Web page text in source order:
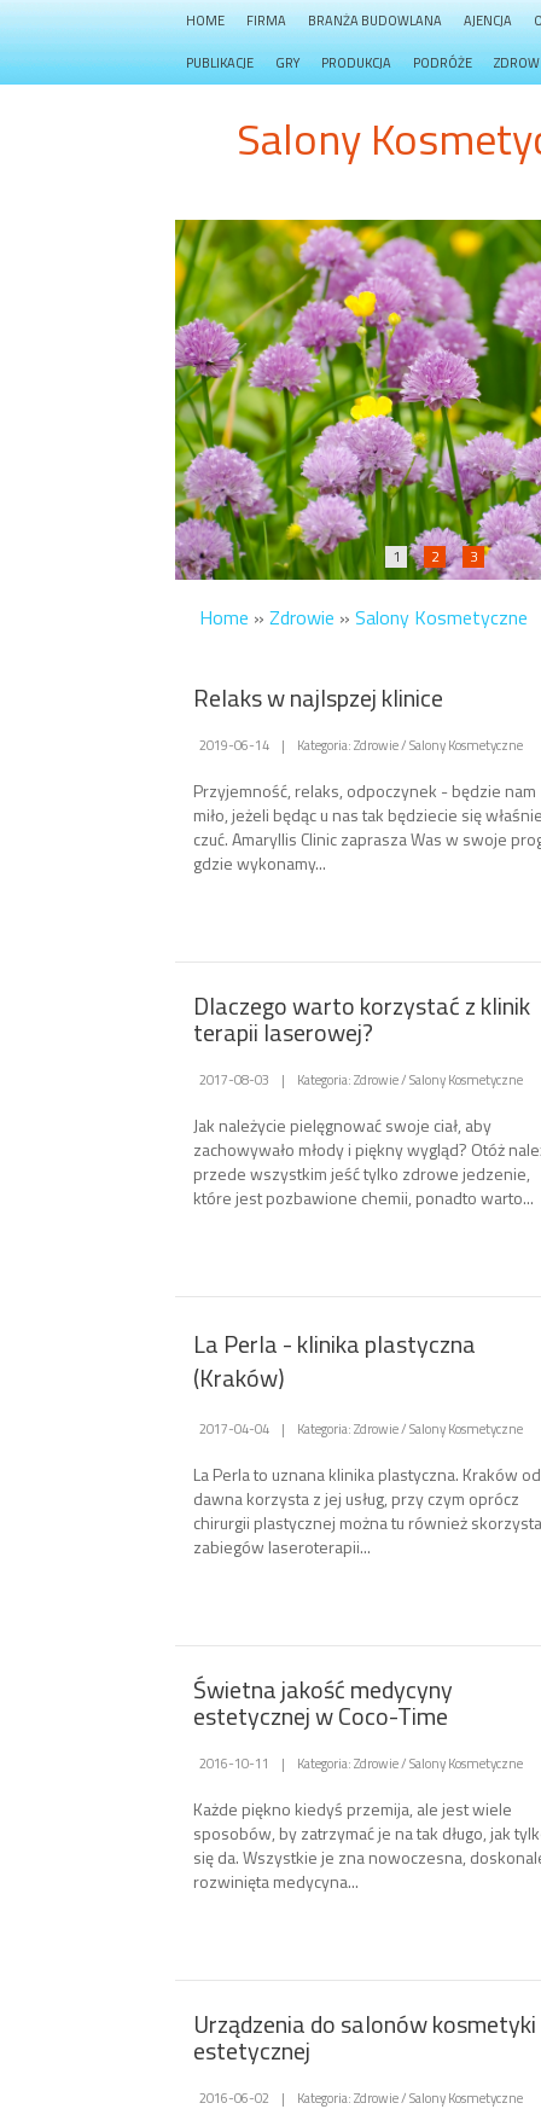
HOME FIRMA BRANŻA BUDOWLANA AJENCJA
PUBLIKACJE GRY PRODUKCJA PODRÓŻE
Salony
1 2 3
Home » Zdrowie » Salony Kosmetyczne
Relaks w najlspzej klinice
2019-06-14 | Kategoria: Zdrowie / Salony Kosmetyczne
Przyjemność, relaks, odpoczynek - będzie nam
miło, jeżeli będąc u nas tak będziecie się
czuć. Amaryllis Clinic zaprasza Was w swoje
gdzie wykonamy...
Dlaczego warto korzystać z klinik
terapii laserowej?
2017-08-03 | Kategoria: Zdrowie / Salony Kosmetyczne
Jak należycie pielęgnować swoje ciał, aby
zachowywało młody i piękny wygląd? Otóż
przede wszystkim jeść tylko zdrowe jedzenie,
które jest pozbawione chemii, ponadto warto...
La Perla - klinika plastyczna
(Kraków)
2017-04-04 | Kategoria: Zdrowie / Salony Kosmetyczne
La Perla to uznana klinika plastyczna. Kraków od
dawna korzysta z jej usług, przy czym oprócz
chirurgii plastycznej można tu również
zabiegów laseroterapii...
Świetna jakość medycyny
estetycznej w Coco-Time
2016-10-11 | Kategoria: Zdrowie / Salony Kosmetyczne
Każde piękno kiedyś przemija, ale jest wiele
sposobów, by zatrzymać je na tak długo, jak
się da. Wszystkie je zna nowoczesna,
rozwinięta medycyna...
Urządzenia do salonów kosmetyki
estetycznej
2016-06-02 | Kategoria: Zdrowie / Salony Kosmetyczne